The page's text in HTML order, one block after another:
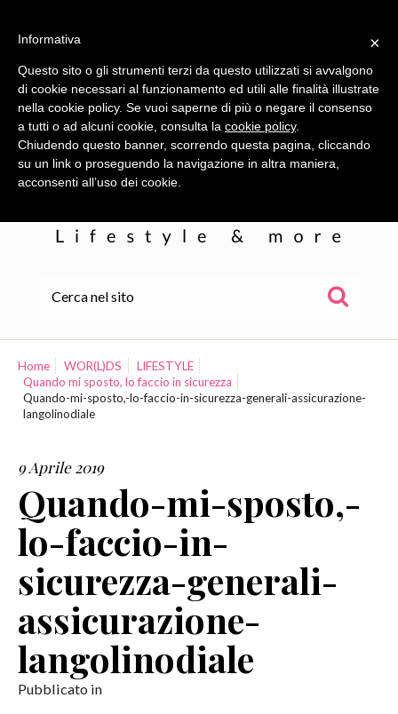
WOR(L)DS
CONTATTI
Home WOR(L)DS
LIFESTYLE
Quando mi sposto, lo faccio in sicurezza
Quando-mi-sposto,-lo-faccio-in-sicurezza-generali-assicurazione-
langolinodiale
9 Aprile 2019
Quando-mi-sposto,-
lo-faccio-in-
sicurezza-generali-
assicurazione-
langolinodiale
Pubblicato in
×
Informativa
Questo sito o gli strumenti terzi da questo utilizzati si avvalgono
di cookie necessari al funzionamento ed utili alle finalità illustrate
nella cookie policy. Se vuoi saperne di più o negare il consenso
a tutti o ad alcuni cookie, consulta la cookie policy.
Chiudendo questo banner, scorrendo questa pagina, cliccando
su un link o proseguendo la navigazione in altra maniera,
acconsenti all’uso dei cookie.